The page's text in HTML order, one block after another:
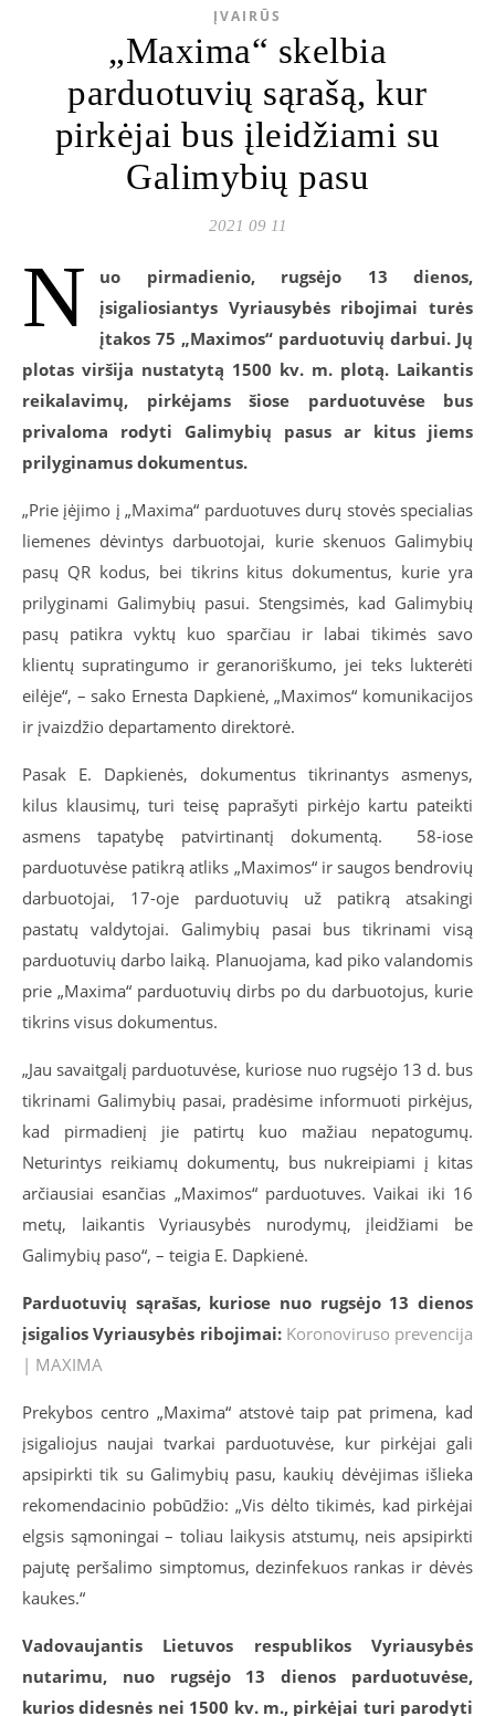
ĮVAIRŪS
„Maxima“ skelbia
parduotuvių sąrašą, kur
pirkėjai bus įleidžiami su
Galimybių pasu
2021 09 11
N
uo pirmadienio, rugsėjo 13 dienos,
įsigaliosiantys Vyriausybės ribojimai turės
įtakos 75 „Maximos“ parduotuvių darbui. Jų
plotas viršija nustatytą 1500 kv. m. plotą. Laikantis
reikalavimų, pirkėjams šiose parduotuvėse bus
privaloma rodyti Galimybių pasus ar kitus jiems
prilyginamus dokumentus.
„Prie įėjimo į „Maxima“ parduotuves durų stovės specialias
liemenes dėvintys darbuotojai, kurie skenuos Galimybių
pasų QR kodus, bei tikrins kitus dokumentus, kurie yra
prilyginami Galimybių pasui. Stengsimės, kad Galimybių
pasų patikra vyktų kuo sparčiau ir labai tikimės savo
klientų supratingumo ir geranoriškumo, jei teks lukterėti
eilėje“, – sako Ernesta Dapkienė, „Maximos“ komunikacijos
ir įvaizdžio departamento direktorė.
Pasak E. Dapkienės, dokumentus tikrinantys asmenys,
kilus klausimų, turi teisę paprašyti pirkėjo kartu pateikti
asmens tapatybę patvirtinantį dokumentą. 58-iose
parduotuvėse patikrą atliks „Maximos“ ir saugos bendrovių
darbuotojai, 17-oje parduotuvių už patikrą atsakingi
pastatų valdytojai. Galimybių pasai bus tikrinami visą
parduotuvių darbo laiką. Planuojama, kad piko valandomis
prie „Maxima“ parduotuvių dirbs po du darbuotojus, kurie
tikrins visus dokumentus.
„Jau savaitgalį parduotuvėse, kuriose nuo rugsėjo 13 d. bus
tikrinami Galimybių pasai, pradėsime informuoti pirkėjus,
kad pirmadienį jie patirtų kuo mažiau nepatogumų.
Neturintys reikiamų dokumentų, bus nukreipiami į kitas
arčiausiai esančias „Maximos“ parduotuves. Vaikai iki 16
metų, laikantis Vyriausybės nurodymų, įleidžiami be
Galimybių paso“, – teigia E. Dapkienė.
Parduotuvių sąrašas, kuriose nuo rugsėjo 13 dienos
įsigalios Vyriausybės ribojimai: Koronoviruso prevencija
| MAXIMA
Prekybos centro „Maxima“ atstovė taip pat primena, kad
įsigaliojus naujai tvarkai parduotuvėse, kur pirkėjai gali
apsipirkti tik su Galimybių pasu, kaukių dėvėjimas išlieka
rekomendacinio pobūdžio: „Vis dėlto tikimės, kad pirkėjai
elgsis sąmoningai – toliau laikysis atstumų, neis apsipirkti
pajutę peršalimo simptomus, dezinfekuos rankas ir dėvės
kaukes.“
Vadovaujantis Lietuvos respublikos Vyriausybės
nutarimu, nuo rugsėjo 13 dienos parduotuvėse,
kurios didesnės nei 1500 kv. m., pirkėjai turi parodyti